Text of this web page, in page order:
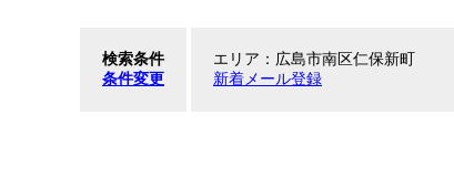
検索条件
条件変更
エリア：広島市南区仁保新町
新着メール登録